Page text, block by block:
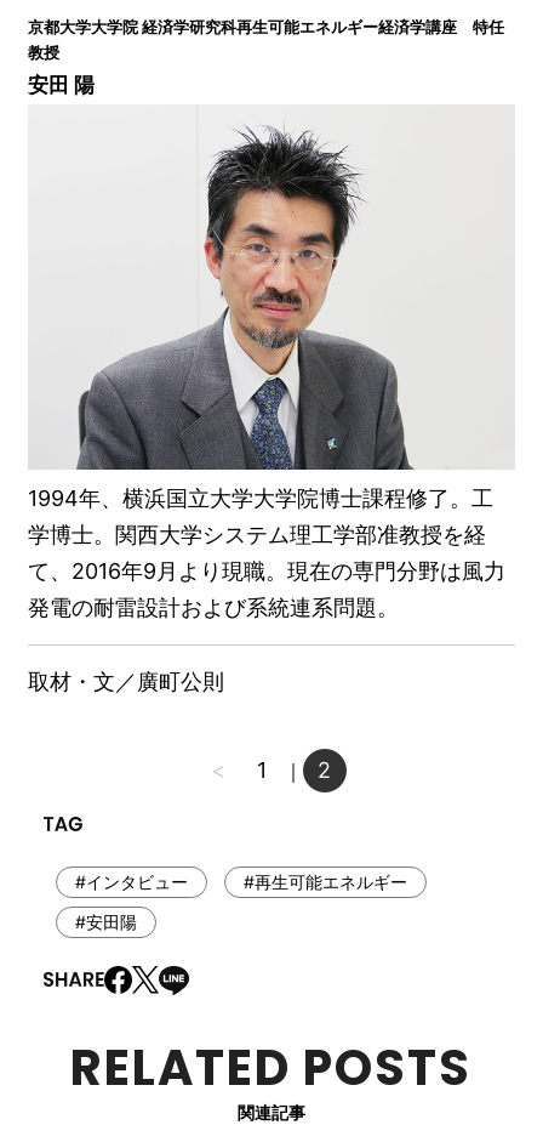
京都大学大学院 経済学研究科再生可能エネルギー経済学講座 特任
教授
安田 陽
1994年、横浜国立大学大学院博士課程修了。工
学博士。関西大学システム理工学部准教授を経
て、2016年9月より現職。現在の専門分野は風力
発電の耐雷設計および系統連系問題。
取材・文／廣町公則
< 1 ｜ 2
#インタビュー
#再生可能エネルギー
#安田陽
RELATED POSTS
関連記事